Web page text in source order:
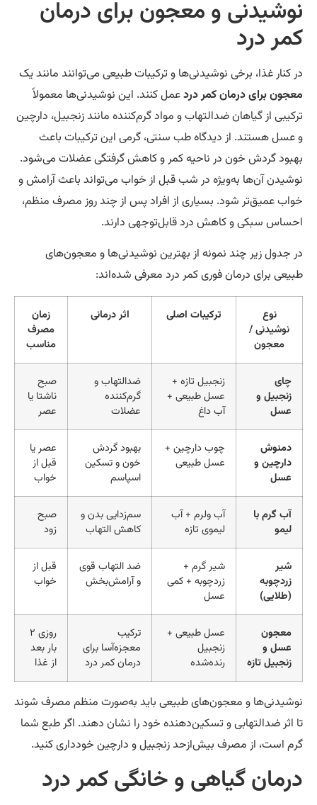
و معجون برای درمان
درد
کنار غذا، برخی نوشیدنی‌ها و ترکیبات طبیعی می‌توانند مانند یک
برای درمان کمر دردعمل کنند. این نوشیدنی‌ها معمولاً
از گیاهان ضدالتهاب و مواد گرم‌کننده مانند زنجبیل، دارچین
هستند. از دیدگاه طب سنتی، گرمی این ترکیبات باعث
گردش خون در ناحیه کمر و کاهش گرفتگی عضلات می‌شود.
آن‌ها به‌ویژه در شب قبل از خواب می‌تواند باعث آرامش و
عمیق‌تر شود. بسیاری از افراد پس از چند روز مصرف منظم،
سبکی و کاهش درد قابل‌توجهی دارند.
جدول زیر چند نمونه از بهترین نوشیدنی‌ها و معجون‌های
برای درمان فوری کمر درد معرفی شده‌اند:
نوشیدنی /
معجون
ترکیبات اصلی اثر درمانی
مصرف
مناسب
زنجبیل و
زنجبیل تازه +
عسل طبیعی +
آب داغ
ضدالتهاب و
گرم‌کننده
عضلات
ناشتا یا
دمنوش
دارچین و
چوب دارچین +
عسل طبیعی
بهبود گردش
خون و تسکین
اسپاسم
عصر یا
قبل از
خواب
آب گرم با
آب ولرم + آب
لیموی تازه
سم‌زدایی بدن و
کاهش التهاب
زردچوبه
(طلایی)
شیر گرم +
زردچوبه + کمی
ضد التهاب قوی
و آرامش‌بخش
قبل از
خواب
معجون
عسل و
زنجبیل تازه
عسل طبیعی +
زنجبیل
رنده‌شده
ترکیب
معجزه‌آسا برای
درمان کمر درد
روزی ۲
بار بعد
از غذا
و معجون‌های طبیعی باید به‌صورت منظم مصرف شوند
اثر ضدالتهابی و تسکین‌دهنده خود را نشان دهند. اگر طبع شما
است، از مصرف بیش‌ازحد زنجبیل و دارچین خودداری کنید.
گیاهی و خانگی کمر درد